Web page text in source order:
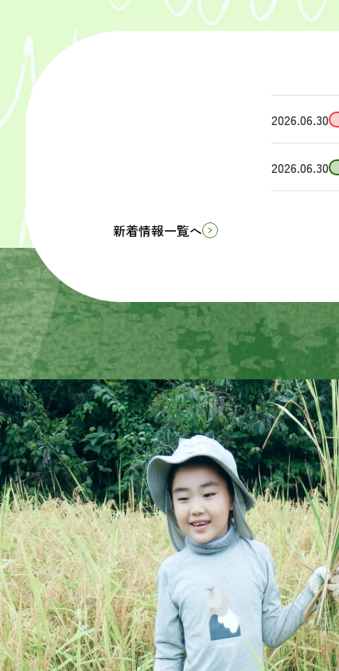
新着情報一覧へ
2026.06.30
2026.06.30